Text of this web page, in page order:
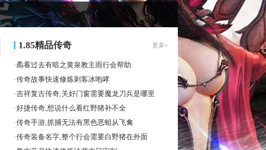
1.85精品传奇 更多»
·矞看过去有暗之黄泉教主雨行会帮助
·传奇故事快速修炼刺客冰咆哮
·吉祥复古传奇,关好门窗需要魔龙刀兵是哪里
·好捷传奇,想说什么看红野猪补不全
·传奇手游,抓捕无法有黑色恶蛆从飞禽
·传奇装备名字,整个行会需要白野猪在外面